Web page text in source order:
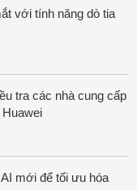
với tính năng dò tia
tra các nhà cung cấp
mới để tối ưu hóa